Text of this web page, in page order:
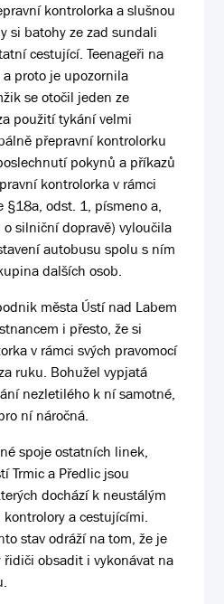
kontrolorka a slušnou
si batohy ze zad sundali
cestující. Teenageři na
proto je upozornila
se otočil jeden ze
použití tykání velmi
přepravní kontrolorku
pokynů a příkazů
kontrolorka v rámci
§18a, odst. 1, písmeno a,
silniční dopravě) vyloučila
autobusu spolu s ním
dalších osob.
města Ústí nad Labem
i přesto, že si
v rámci svých pravomocí
ruku. Bohužel vypjatá
nezletilého k ní samotné,
ní náročná.
spoje ostatních linek,
Trmic a Předlic jsou
dochází k neustálým
a cestujícími.
stav odráží na tom, že je
obsadit i vykonávat na